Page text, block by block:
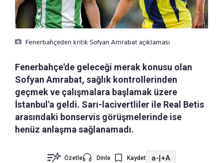
Fenerbahçeden kritik Sofyan Amrabat açıklaması
Fenerbahçe'de geleceği merak konusu olan
Sofyan Amrabat, sağlık kontrollerinden
geçmek ve çalışmalara başlamak üzere
İstanbul'a geldi. Sarı-lacivertliler ile Real Betis
arasındaki bonservis görüşmelerinde ise
henüz anlaşma sağlanamadı.
Özetle Dinle Kaydet a-|+A